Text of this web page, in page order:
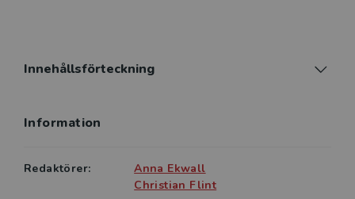
akutsjukvård. Några kapitel har externa författare
kommer i kontakt med personer som drabbas av
inom hemsjukvård, ambulanssjukvård, på
akutavdelning eller akutmottagning.
Innehållsförteckning
Information
Redaktörer:
Anna Ekwall
Christian Flint